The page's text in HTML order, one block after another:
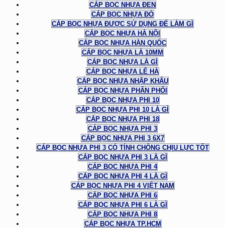
CÁP BỌC NHỰA ĐEN
CÁP BỌC NHỰA ĐỎ
CÁP BỌC NHỰA ĐƯỢC SỬ DỤNG ĐỂ LÀM GÌ
CÁP BỌC NHỰA HÀ NỘI
CÁP BỌC NHỰA HÀN QUỐC
CÁP BỌC NHỰA LÀ 10MM
CÁP BỌC NHỰA LÀ GÌ
CÁP BỌC NHỰA LÊ HÀ
CÁP BỌC NHỰA NHẬP KHẨU
CÁP BỌC NHỰA PHÂN PHỐI
CÁP BỌC NHỰA PHI 10
CÁP BỌC NHỰA PHI 10 LÀ GÌ
CÁP BỌC NHỰA PHI 18
CÁP BỌC NHỰA PHI 3
CÁP BỌC NHỰA PHI 3 6X7
CÁP BỌC NHỰA PHI 3 CÓ TÍNH CHỐNG CHỊU LỰC TỐT
CÁP BỌC NHỰA PHI 3 LÀ GÌ
CÁP BỌC NHỰA PHI 4
CÁP BỌC NHỰA PHI 4 LÀ GÌ
CÁP BỌC NHỰA PHI 4 VIỆT NAM
CÁP BỌC NHỰA PHI 6
CÁP BỌC NHỰA PHI 6 LÀ GÌ
CÁP BỌC NHỰA PHI 8
CÁP BỌC NHỰA TP.HCM